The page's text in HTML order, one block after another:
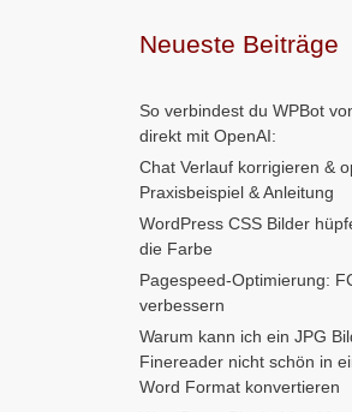
Neueste Beiträge
So verbindest du WPBot
direkt mit OpenAI:
Chat Verlauf korrigieren &
Praxisbeispiel & Anleitung
WordPress CSS Bilder
die Farbe
Pagespeed-Optimierung:
verbessern
Warum kann ich ein JPG
Finereader nicht schön in
Word Format konvertieren